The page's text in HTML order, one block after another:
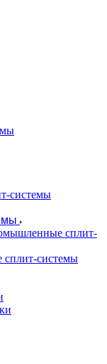
системы
сплит-
системы